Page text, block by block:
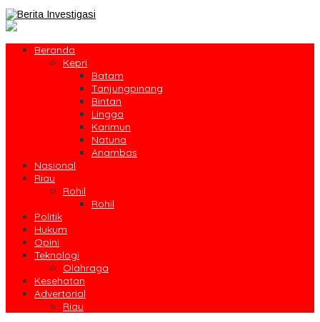
Beranda
Kepri
Batam
Tanjungpinang
Bintan
Lingga
Karimun
Natuna
Anambas
Nasional
Riau
Rohil
Rohil
Politik
Hukum
Opini
Teknologi
Olahraga
Kesehatan
Advertorial
Riau